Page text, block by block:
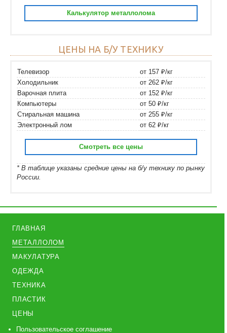
Калькулятор металлолома
ЦЕНЫ НА Б/У ТЕХНИКУ
Телевизор
от 157 ₽/кг
Холодильник
от 262 ₽/кг
Варочная плита
от 152 ₽/кг
Компьютеры
от 50 ₽/кг
Стиральная машина
от 255 ₽/кг
Электронный лом
от 62 ₽/кг
Смотреть все цены
* В таблице указаны средние цены на б/у технику по рынку
России.
ГЛАВНАЯ
МЕТАЛЛОЛОМ
МАКУЛАТУРА
ОДЕЖДА
ТЕХНИКА
ПЛАСТИК
ЦЕНЫ
Пользовательское соглашение